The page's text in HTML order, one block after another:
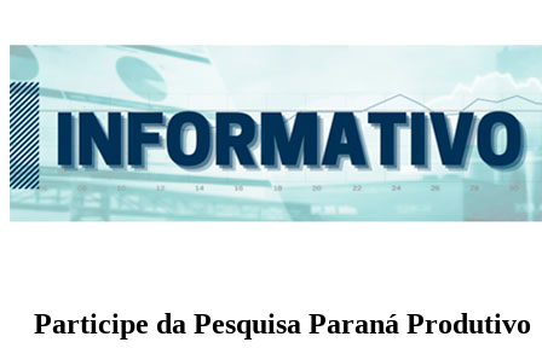
Participe da Pesquisa Paraná Produtivo